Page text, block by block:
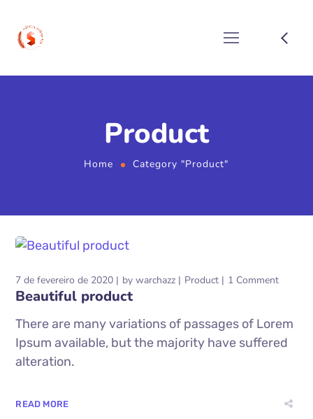
Product
Home Category "Product"
7 de fevereiro de 2020 bywarchazz Product 1 Comment
Beautiful product
There are many variations of passages of Lorem
Ipsum available, but the majority have suffered
alteration.
READ MORE